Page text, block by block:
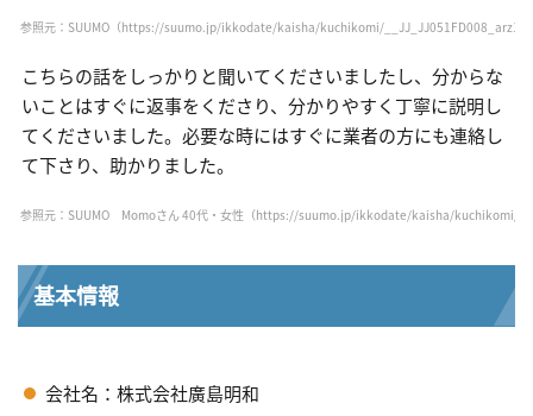
参照元：SUUMO（https://suumo.jp/ikkodate/kaisha/kuchikomi/
こちらの話をしっかりと聞いてくださいましたし、分からな
いことはすぐに返事をくださり、分かりやすく丁寧に説明し
てくださいました。必要な時にはすぐに業者の方にも連絡し
て下さり、助かりました。
参照元：SUUMO Momoさん 40代・女性（https://suumo.jp/ikkodate/kaisha/kuchikomi/
基本情報
会社名：株式会社廣島明和